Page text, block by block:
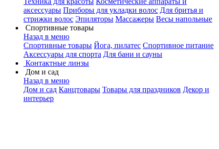
аксессуары Приборы для укладки волос Для бритья и
стрижки волос Эпиляторы Массажеры Весы напольные
Спортивные товары
Назад в меню
Спортивные товары Йога, пилатес Спортивное питание
Аксессуары для спорта Для бани и сауны
Контактные линзы
Дом и сад
Назад в меню
Дом и сад Канцтовары Товары для праздников Декор и
интерьер